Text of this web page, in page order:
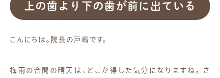
上の歯より下の歯が前に出ている
こんにちは。院長の戸嶋です。
梅雨の合間の晴天は、どこか得した気分になりますね。 さ